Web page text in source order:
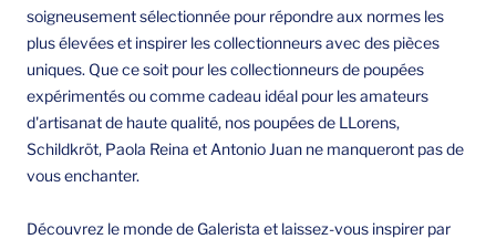
soigneusement sélectionnée pour répondre aux normes les
plus élevées et inspirer les collectionneurs avec des pièces
uniques. Que ce soit pour les collectionneurs de poupées
expérimentés ou comme cadeau idéal pour les amateurs
d'artisanat de haute qualité, nos poupées de LLorens,
Schildkröt, Paola Reina et Antonio Juan ne manqueront pas de
vous enchanter.
Découvrez le monde de Galerista et laissez-vous inspirer par